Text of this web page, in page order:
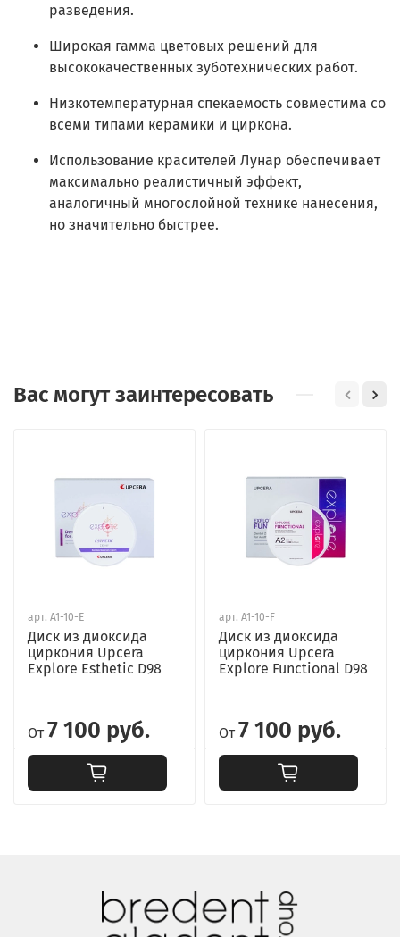
разведения.
Широкая гамма цветовых решений для
высококачественных зуботехнических работ.
Низкотемпературная спекаемость совместима со
всеми типами керамики и циркона.
Использование красителей Лунар обеспечивает
максимально реалистичный эффект,
аналогичный многослойной технике нанесения,
но значительно быстрее.
Вас могут заинтересовать
арт. A1-10-E
Диск из диоксида
циркония Upcera
Explore Esthetic D98
От 7 100 руб.
арт. A1-10-F
Диск из диоксида
циркония Upcera
Explore Functional D98
От 7 100 руб.